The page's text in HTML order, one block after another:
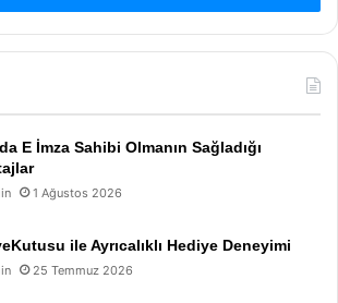
E İmza Sahibi Olmanın Sağladığı
1 Ağustos 2026
ile Ayrıcalıklı Hediye Deneyimi
25 Temmuz 2026